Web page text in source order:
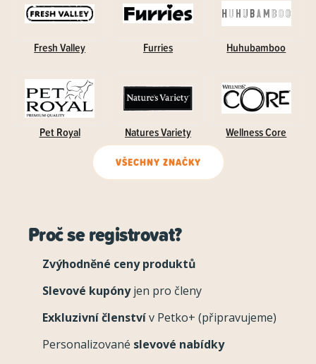
Fresh Valley Furries Huhubamboo
Pet Royal Natures Variety Wellness Core
VŠECHNY ZNAČKY
Proč se registrovat?
Zvýhodněné ceny produktů
Slevové kupónyjen pro členy
Exkluzivní členstvív Petko+ (připravujeme)
Personalizované slevové nabídky